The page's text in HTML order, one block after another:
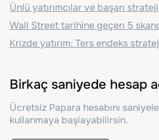
Ünlü yatırımcılar ve başarı
Wall Street tarihine geçen 5
Krizde yatırım: Ters endeks
Birkaç saniyede hesap
Ücretsiz Papara hesabını
kullanmaya başlayabilirsin.